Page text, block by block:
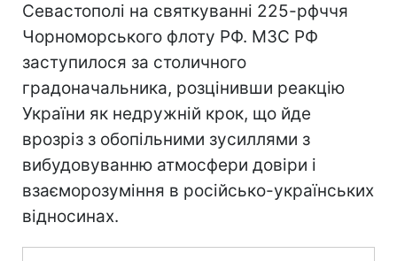
Севастополі на святкуванні 225-рфччя
Чорноморського флоту РФ. МЗС РФ
заступилося за столичного
градоначальника, розцінивши реакцію
України як недружній крок, що йде
врозріз з обопільними зусиллями з
вибудовуванню атмосфери довіри і
взаєморозуміння в російсько-українських
відносинах.